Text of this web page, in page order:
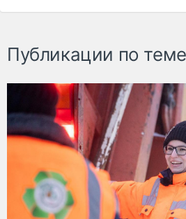
Публикации по теме